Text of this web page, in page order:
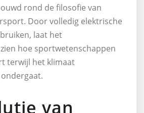
rond de filosofie van
Door volledig elektrische
laat het
hoe sportwetenschappen
terwijl het klimaat
van